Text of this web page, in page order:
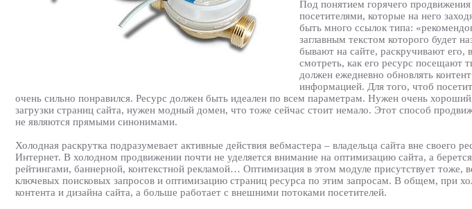
Под понятием горячего
посетителями, которые на него
быть много ссылок типа:
заглавным текстом которого будет
бывают на сайте, раскручивают его,
смотреть, как его ресурс посещают
должен ежедневно обновлять
информацией. Для того, чтоб
очень сильно понравился. Ресурс должен быть идеален по всем параметрам. Нужен очень
загрузки страниц сайта, нужен модный домен, что тоже сейчас стоит немало. Этот способ
не являются прямыми синонимами.
Холодная раскрутка подразумевает активные действия вебмастера – владельца сайта вне своего
Интернет. В холодном продвижении почти не уделяется внимание на оптимизацию сайта, а
рейтингами, баннерной, контекстной рекламой… Оптимизация в этом модуле присутствует тоже,
ключевых поисковых запросов и оптимизацию страниц ресурса по этим запросам. В общем, при
контента и дизайна сайта, а больше работает с внешними потоками посетителей.